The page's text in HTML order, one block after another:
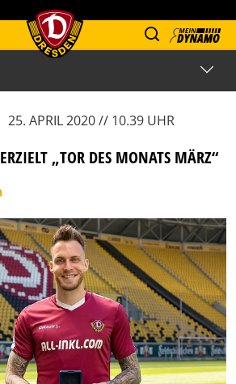
25. APRIL 2020 // 10.39 UHR
„TOR DES MONATS MÄRZ“